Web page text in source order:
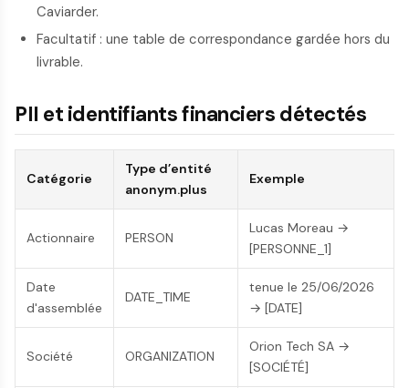
Caviarder.
Facultatif : une table de correspondance gardée hors du
livrable.
PII et identifiants financiers détectés
Catégorie
Type d’entité
anonym.plus
Exemple
Actionnaire PERSON
Lucas Moreau →
[PERSONNE_1]
Date
d'assemblée
DATE_TIME
tenue le 25/06/2026
→ [DATE]
Société ORGANIZATION
Orion Tech SA →
[SOCIÉTÉ]